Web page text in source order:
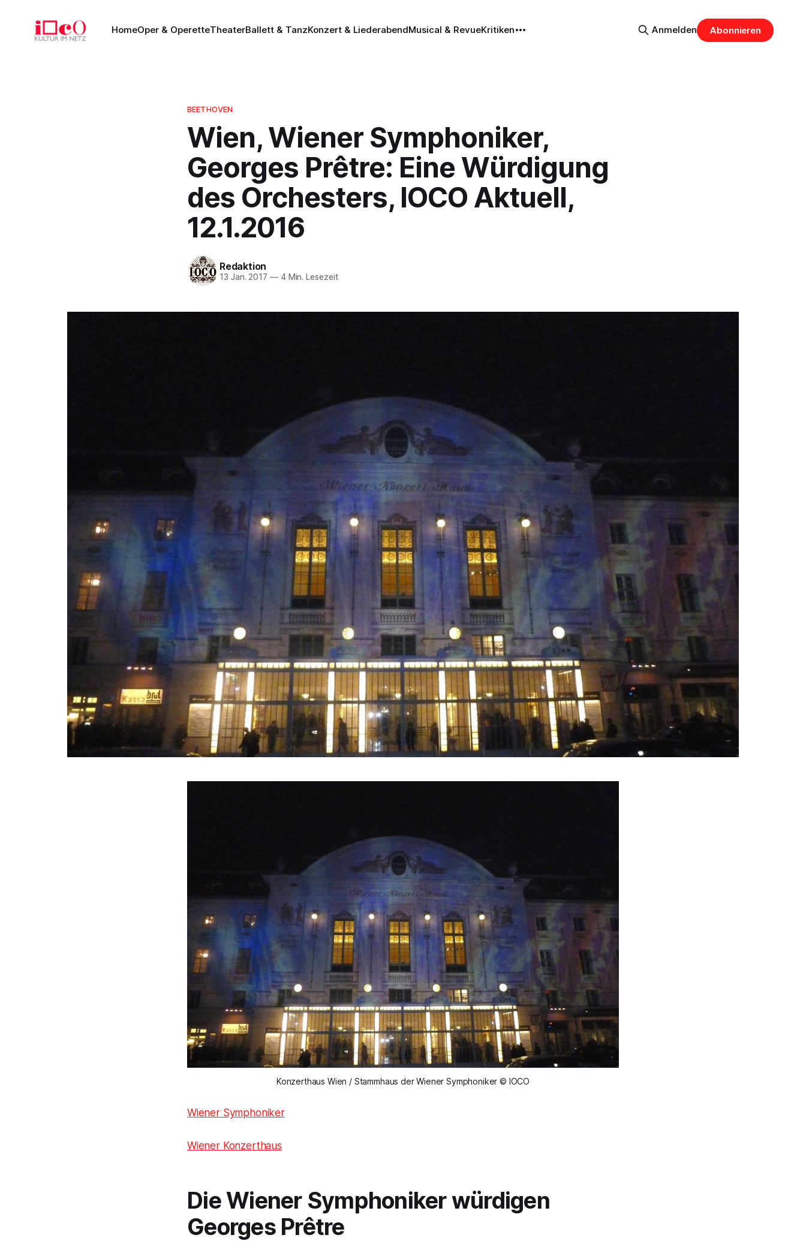
HomeOper & OperetteTheaterBallett & TanzKonzert & LiederabendMusical & RevueKritiken Anmelden Abonnieren
BEETHOVEN
Wien, Wiener Symphoniker,
Georges Prêtre: Eine Würdigung
des Orchesters, IOCO Aktuell,
12.1.2016
Redaktion
13 Jan. 2017 —4 Min. Lesezeit
Konzerthaus Wien / Stammhaus der Wiener Symphoniker © IOCO
Wiener Symphoniker
Wiener Konzerthaus
Die Wiener Symphoniker würdigen
Georges Prêtre